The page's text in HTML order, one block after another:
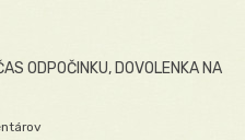
ODPOČINKU, DOVOLENKA NA